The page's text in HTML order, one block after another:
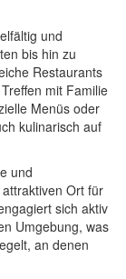
und
bis hin zu
Restaurants
mit Familie
Menüs oder
kulinarisch auf
und
Ort für
sich aktiv
Umgebung, was
an denen